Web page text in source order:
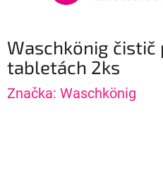
Waschkönig čistič
tabletách 2ks
Značka: Waschkönig